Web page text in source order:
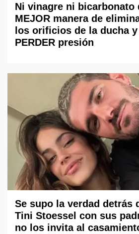
Ni vinagre ni bicarbonato
MEJOR manera de
los orificios de la ducha
PERDER presión
Se supo la verdad detrás
Tini Stoessel con sus
no los invita al